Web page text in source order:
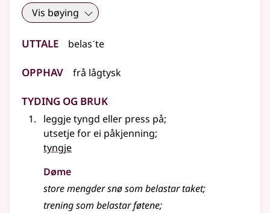
Vis bøying
Uttale belasˊte
Opphav frå lågtysk
Tyding og bruk
leggje tyngd eller press på;
utsetje for ei påkjenning;
tyngje
Døme
store mengder snø som belastar taket;
trening som belastar føtene;